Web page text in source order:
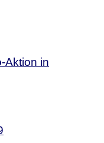
Aktion in